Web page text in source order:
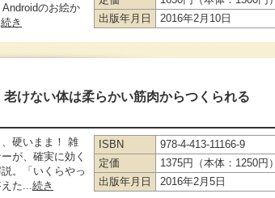
のお絵か
続き
出版年月日
2016年2月10日
けない体は柔らかい筋肉からつくられる
硬いまま！ 雑
が、確実に効く
。「いくらやっ
た... 続き
ISBN
978-4-413-11166-9
定価
1375円（本体：1250円）
出版年月日
2016年2月5日